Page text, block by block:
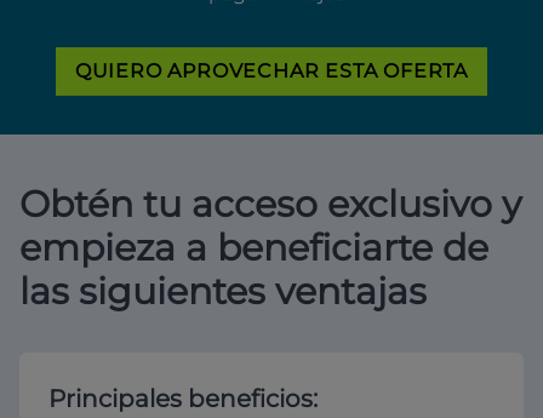
QUIERO APROVECHAR ESTA OFERTA
Obtén tu acceso exclusivo y
empieza a beneficiarte de
las siguientes ventajas
Principales beneficios: